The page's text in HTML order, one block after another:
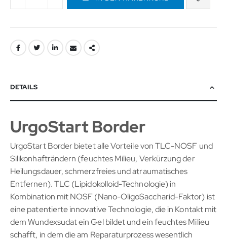
DETAILS
UrgoStart Border
UrgoStart Border bietet alle Vorteile von TLC-NOSF und
Silikonhafträndern (feuchtes Milieu, Verkürzung der
Heilungsdauer, schmerzfreies und atraumatisches
Entfernen). TLC (Lipidokolloid-Technologie) in
Kombination mit NOSF (Nano-OligoSaccharid-Faktor) ist
eine patentierte innovative Technologie, die in Kontakt mit
dem Wundexsudat ein Gel bildet und ein feuchtes Milieu
schafft, in dem die am Reparaturprozess wesentlich